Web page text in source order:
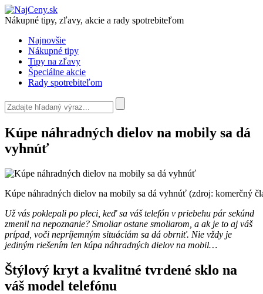
Nákupné tipy, zľavy, akcie a rady spotrebiteľom
Najnovšie
Nákupné tipy
Tipy na zľavy
Špeciálne akcie
Rady spotrebiteľom
Kúpe náhradných dielov na mobily sa dá
vyhnúť
Kúpe náhradných dielov na mobily sa dá vyhnúť (zdroj: komerčný
Už vás poklepali po pleci, keď sa váš telefón v priebehu pár sekúnd
zmenil na nepoznanie? Smoliar ostane smoliarom, a ak je to aj váš
prípad, voči nepríjemným situáciám sa dá obrniť. Nie vždy je
jediným riešením len kúpa náhradných dielov na mobil…
Štýlový kryt a kvalitné tvrdené sklo na
váš model telefónu